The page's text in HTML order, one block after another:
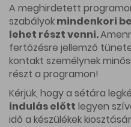
A meghirdetett
szabályokmindenkori
lehet részt venni.
fertőzésre jellemző
kontakt személynek
részt a programon!
Kérjük, hogy a sétára
indulás előtt legyen
idő a készülékek